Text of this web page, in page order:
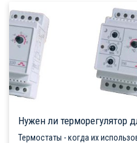
Нужен ли терморегулятор
Термостаты - когда их